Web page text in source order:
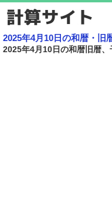
2025年4月10日の和暦・旧
2025年4月10日の和暦旧暦、